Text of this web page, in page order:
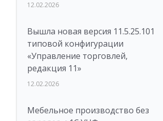
12.02.2026
Вышла новая версия 11.5.25.101
типовой конфигурации
«Управление торговлей,
редакция 11»
12.02.2026
Мебельное производство без